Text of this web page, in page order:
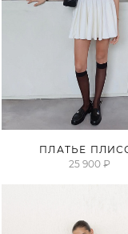
ПЛАТЬЕ
25 900 ₽